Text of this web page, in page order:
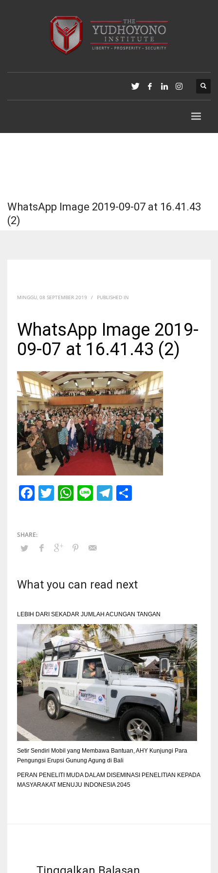
WhatsApp Image 2019-09-07 at 16.41.43
(2)
MINGGU, 08 SEPTEMBER 2019 / PUBLISHED IN
WhatsApp Image 2019-
09-07 at 16.41.43 (2)
Facebook
Twitter
WhatsApp
LineTelegram
What you can read next
LEBIH DARI SEKADAR JUMLAH ACUNGAN TANGAN
Setir Sendiri Mobil yang Membawa Bantuan, AHY Kunjungi Para
Pengungsi Erupsi Gunung Agung di Bali
PERAN PENELITI MUDA DALAM DISEMINASI PENELITIAN KEPADA
MASYARAKAT MENUJU INDONESIA 2045